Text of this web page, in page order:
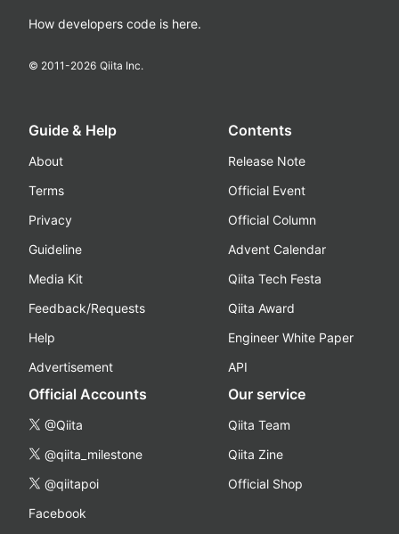
How developers code is here.
© 2011-2026 Qiita Inc.
Guide & Help
About
Terms
Privacy
Guideline
Media Kit
Feedback/Requests
Help
Advertisement
Contents
Release Note
Official Event
Official Column
Advent Calendar
Qiita Tech Festa
Qiita Award
Engineer White Paper
API
Official Accounts
@Qiita
@qiita_milestone
@qiitapoi
Facebook
Our service
Qiita Team
Qiita Zine
Official Shop